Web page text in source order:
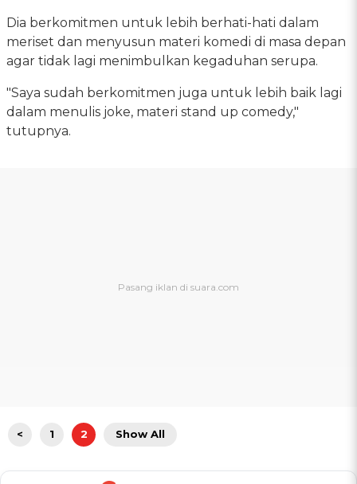
Dia berkomitmen untuk lebih berhati-hati dalam
meriset dan menyusun materi komedi di masa depan
agar tidak lagi menimbulkan kegaduhan serupa.
"Saya sudah berkomitmen juga untuk lebih baik lagi
dalam menulis joke, materi stand up comedy,"
tutupnya.
< 1 2 Show All